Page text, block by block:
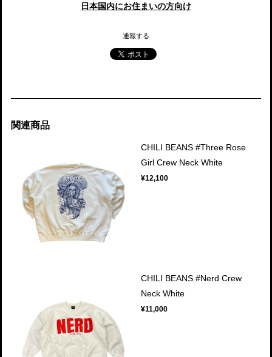
日本国内にお住まいの方向け
通報する
関連商品
CHILI BEANS #Three Rose
Girl Crew Neck White
¥12,100
CHILI BEANS #Nerd Crew
Neck White
¥11,000